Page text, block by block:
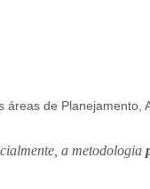
de Planejamento,
a metodologia